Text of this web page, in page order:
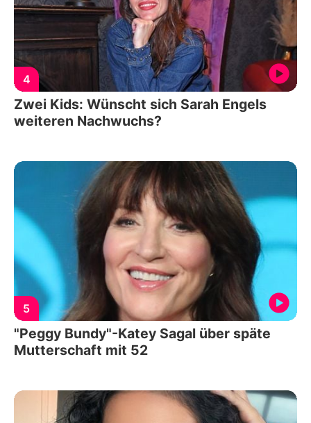
4
Zwei Kids: Wünscht sich Sarah Engels
weiteren Nachwuchs?
5
"Peggy Bundy"-Katey Sagal über späte
Mutterschaft mit 52